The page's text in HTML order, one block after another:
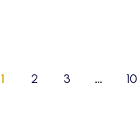
1 2 3 … 10